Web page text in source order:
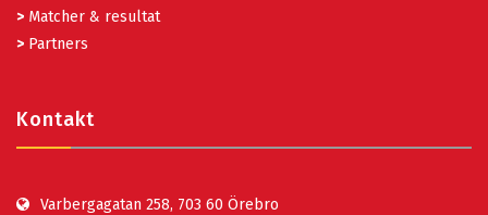
> Matcher & resultat
> Partners
Kontakt
Varbergagatan 258, 703 60 Örebro